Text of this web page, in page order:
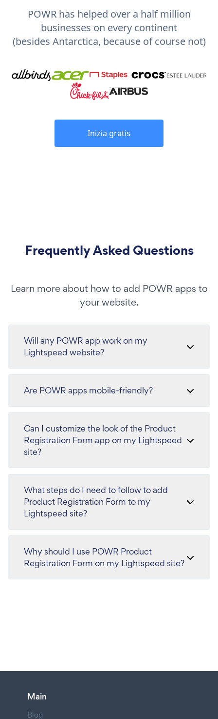
POWR has helped over a half million
businesses on every continent
(besides Antarctica, because of course not)
Inizia gratis
Frequently Asked Questions
Learn more about how to add POWR apps to
your website.
Will any POWR app work on my
Lightspeed website?
Are POWR apps mobile-friendly?
Can I customize the look of the Product
Registration Form app on my Lightspeed
site?
What steps do I need to follow to add
Product Registration Form to my
Lightspeed site?
Why should I use POWR Product
Registration Form on my Lightspeed site?
Main
Blog